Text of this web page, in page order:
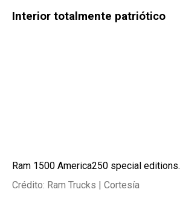
Interior totalmente patriótico
Ram 1500 America250 special editions.
Crédito: Ram Trucks | Cortesía